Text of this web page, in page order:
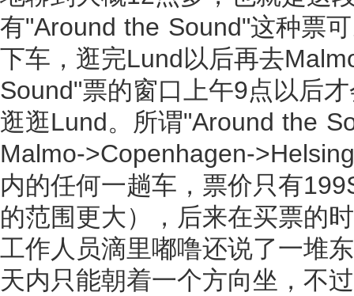
有"Around the Sound"这种票
下车，逛完Lund以后再去
Sound"票的窗口上午9点以后
逛逛Lund。所谓"Around the
Malmo->Copenhagen-
内的任何一趟车，票价只有
的范围更大），后来在买票的
工作人员滴里嘟噜还说了一堆
天内只能朝着一个方向坐，不